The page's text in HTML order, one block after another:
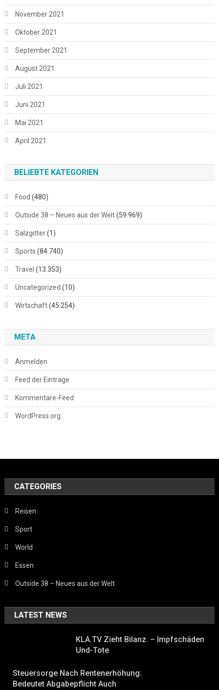
November 2021
Oktober 2021
September 2021
August 2021
Juli 2021
Juni 2021
Mai 2021
April 2021
BELIEBTE KATEGORIEN
Food (480)
Outside 38 – Neues aus der Welt(59.969)
Salzgitter(1)
Sports (84.740)
Travel (13.353)
Uncategorized (10)
Wirtschaft(45.254)
META
Anmelden
Feed der Einträge
Kommentare-Feed
WordPress.org
CATEGORIES
Reisen
Sport
World
Essen
Outside 38 – Neues aus der Welt
LATEST NEWS
KLA.TV Zieht Bilanz. – Impfschäden
Und-Tote
Steuersorge Nach Rentenerhöhung:
Bedeutet Abgabepflicht Auch